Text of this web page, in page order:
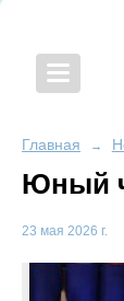
Главная →
Юный
23 мая 2026 г.